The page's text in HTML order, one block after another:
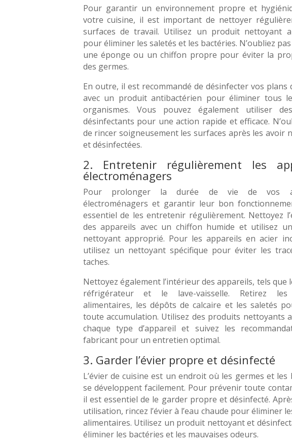
Pour garantir un environnement propre et
votre cuisine, il est important de nettoyer
surfaces de travail. Utilisez un produit nettoyant
pour éliminer les saletés et les bactéries. N’oubliez
une éponge ou un chiffon propre pour éviter la
des germes.
En outre, il est recommandé de désinfecter vos plans
avec un produit antibactérien pour éliminer tous
organismes. Vous pouvez également utiliser
désinfectants pour une action rapide et efficace.
de rincer soigneusement les surfaces après les avoir
et désinfectées.
2. Entretenir régulièrement les
électroménagers
Pour prolonger la durée de vie de vos
électroménagers et garantir leur bon
essentiel de les entretenir régulièrement. Nettoyez
des appareils avec un chiffon humide et utilisez
nettoyant approprié. Pour les appareils en acier
utilisez un nettoyant spécifique pour éviter les
taches.
Nettoyez également l’intérieur des appareils, tels que
réfrigérateur et le lave-vaisselle. Retirez les
alimentaires, les dépôts de calcaire et les saletés
toute accumulation. Utilisez des produits nettoyants
chaque type d’appareil et suivez les
fabricant pour un entretien optimal.
3. Garder l’évier propre et désinfecté
L’évier de cuisine est un endroit où les germes et les
se développent facilement. Pour prévenir toute
il est essentiel de le garder propre et désinfecté.
utilisation, rincez l’évier à l’eau chaude pour éliminer
alimentaires. Utilisez un produit nettoyant et
éliminer les bactéries et les mauvaises odeurs.